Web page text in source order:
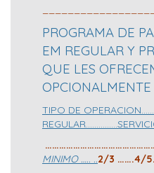
PROGRAMA DE
EM REGULAR Y
QUE LES
OPCIONALMENTE
TIPO DE
MINIMO ….. ..2/3 …….4/